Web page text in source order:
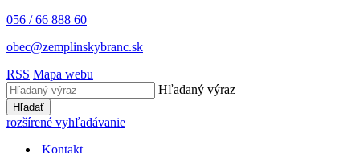
056 / 66 888 60
obec@zemplinskybranc.sk
RSS Mapa webu
Hľadaný výraz
Hľadať
rozšírené vyhľadávanie
Kontakt